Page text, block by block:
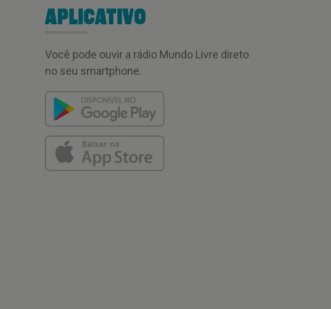
APLICATIVO
Você pode ouvir a rádio Mundo Livre direto
no seu smartphone.